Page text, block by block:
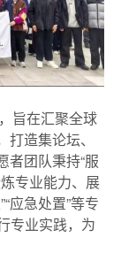
旨在汇聚全球
造集论坛、
者团队秉持“服
专业能力、展
应急处置”等专
专业实践，为